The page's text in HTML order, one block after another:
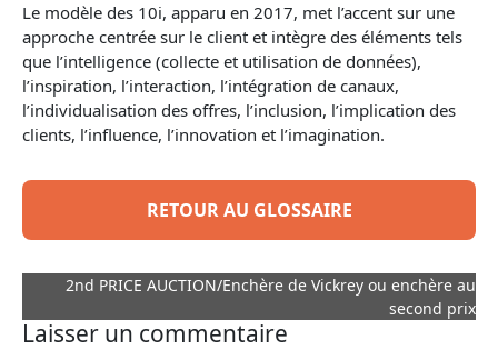
Le modèle des 10i, apparu en 2017, met l’accent sur une
approche centrée sur le client et intègre des éléments tels
que l’intelligence (collecte et utilisation de données),
l’inspiration, l’interaction, l’intégration de canaux,
l’individualisation des offres, l’inclusion, l’implication des
clients, l’influence, l’innovation et l’imagination.
RETOUR AU GLOSSAIRE
2nd PRICE AUCTION/Enchère de Vickrey ou enchère au
second prix
Laisser un commentaire